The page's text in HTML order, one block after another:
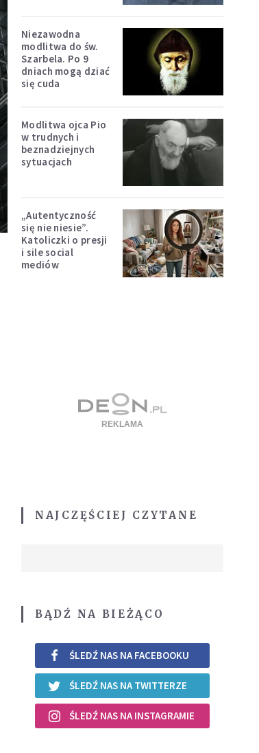
Niezawodna
modlitwa do św.
Szarbela. Po 9
dniach mogą dziać
się cuda
Modlitwa ojca Pio
w trudnych i
beznadziejnych
sytuacjach
„Autentyczność
się nie niesie”.
Katoliczki o presji
i sile social
mediów
NAJCZĘŚCIEJ CZYTANE
BĄDŹ NA BIEŻĄCO
ŚLEDŹ NAS NA FACEBOOKU
ŚLEDŹ NAS NA TWITTERZE
ŚLEDŹ NAS NA INSTAGRAMIE